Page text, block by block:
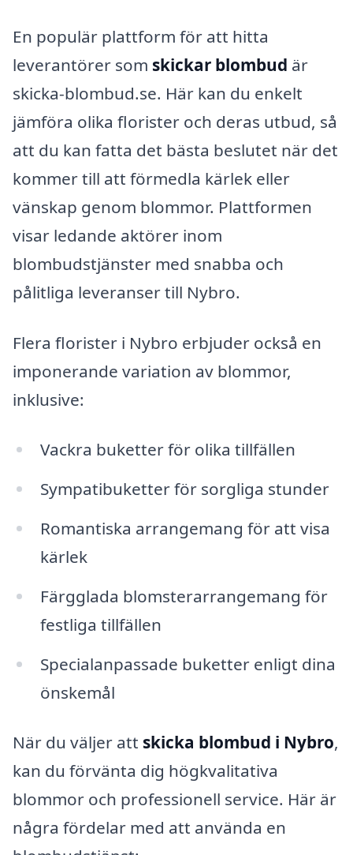
En populär plattform för att hitta
leverantörer som skickar blombud är
skicka-blombud.se. Här kan du enkelt
jämföra olika florister och deras utbud, så
att du kan fatta det bästa beslutet när det
kommer till att förmedla kärlek eller
vänskap genom blommor. Plattformen
visar ledande aktörer inom
blombudstjänster med snabba och
pålitliga leveranser till Nybro.
Flera florister i Nybro erbjuder också en
imponerande variation av blommor,
inklusive:
Vackra buketter för olika tillfällen
Sympatibuketter för sorgliga stunder
Romantiska arrangemang för att visa
kärlek
Färgglada blomsterarrangemang för
festliga tillfällen
Specialanpassade buketter enligt dina
önskemål
När du väljer att skicka blombud i Nybro,
kan du förvänta dig högkvalitativa
blommor och professionell service. Här är
några fördelar med att använda en